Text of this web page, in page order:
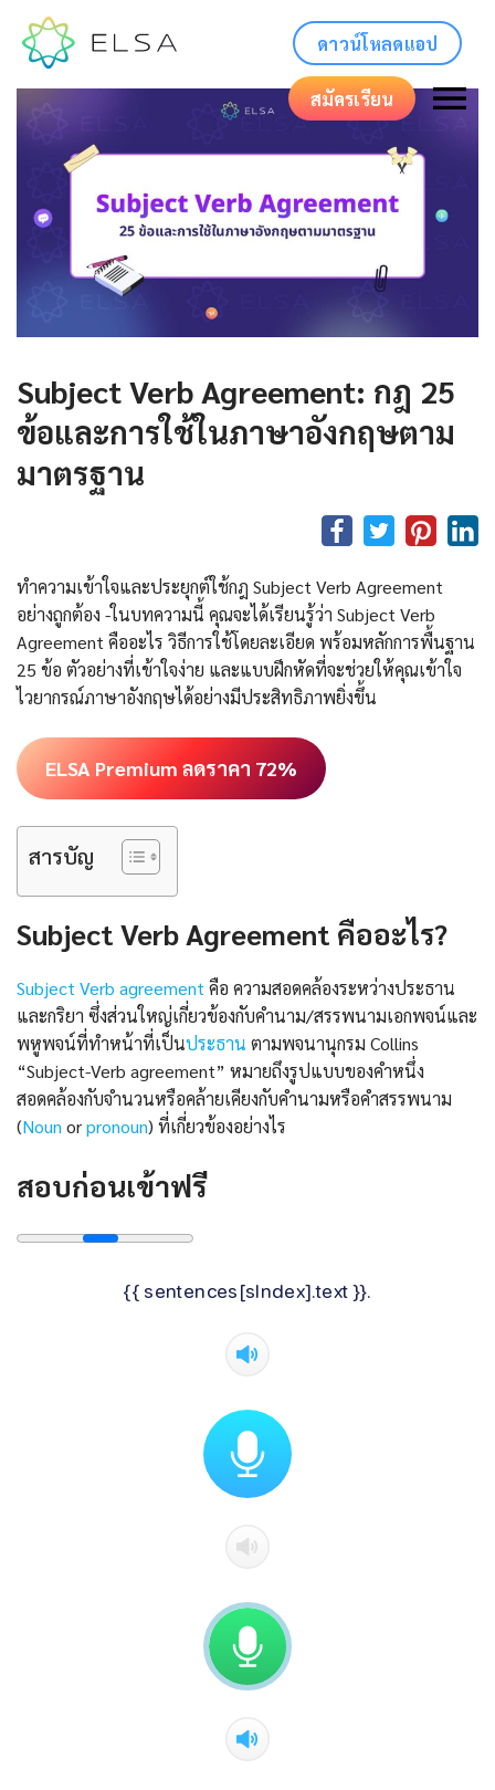
ดาวน์โหลดแอป
สมัครเรียน
Subject Verb Agreement: กฎ 25
ข้อและการใช้ในภาษาอังกฤษตาม
มาตรฐาน
ทำความเข้าใจและประยุกต์ใช้กฎ Subject Verb Agreement
อย่างถูกต้อง -ในบทความนี้ คุณจะได้เรียนรู้ว่า Subject Verb
Agreement คืออะไร วิธีการใช้โดยละเอียด พร้อมหลักการพื้นฐาน
25 ข้อ ตัวอย่างที่เข้าใจง่าย และแบบฝึกหัดที่จะช่วยให้คุณเข้าใจ
ไวยากรณ์ภาษาอังกฤษได้อย่างมีประสิทธิภาพยิ่งขึ้น
ELSA Premium ลดราคา 72%
สารบัญ
Subject Verb Agreement คืออะไร?
Subject Verb agreement คือ ความสอดคล้องระหว่างประธาน
และกริยา ซึ่งส่วนใหญ่เกี่ยวข้องกับคำนาม/สรรพนามเอกพจน์และ
พหูพจน์ที่ทำหน้าที่เป็นประธาน ตามพจนานุกรม Collins
“Subject-Verb agreement” หมายถึงรูปแบบของคำหนึ่ง
สอดคล้องกับจำนวนหรือคล้ายเคียงกับคำนามหรือคำสรรพนาม
(Noun orpronoun) ที่เกี่ยวข้องอย่างไร
สอบก่อนเข้าฟรี
{{ sentences[sIndex].text }}.